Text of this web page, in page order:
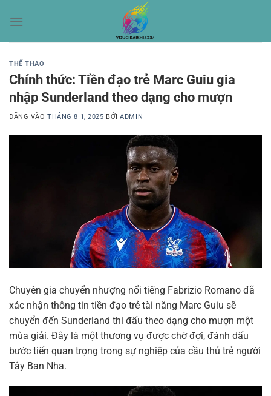
qua
THỂ THAO
Chính thức: Tiền đạo trẻ Marc Guiu gia
nhập Sunderland theo dạng cho mượn
ĐĂNG VÀOTHÁNG 8 1, 2025 BỞIADMIN
Chuyên gia chuyển nhượng nổi tiếng Fabrizio Romano đã
xác nhận thông tin tiền đạo trẻ tài năng Marc Guiu sẽ
chuyển đến Sunderland thi đấu theo dạng cho mượn một
mùa giải. Đây là một thương vụ được chờ đợi, đánh dấu
bước tiến quan trọng trong sự nghiệp của cầu thủ trẻ người
Tây Ban Nha.